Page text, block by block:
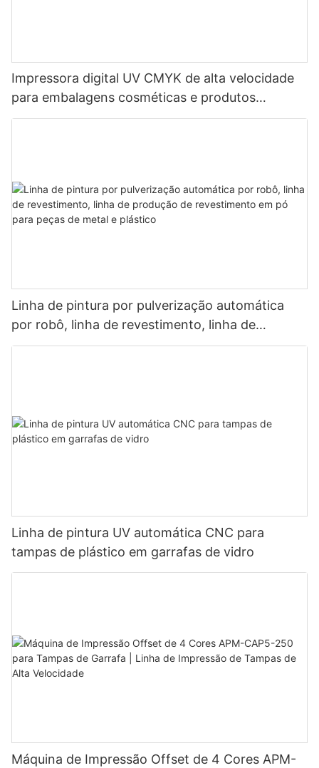
Impressora digital UV CMYK de alta velocidade
para embalagens cosméticas e produtos
multimateriais.
Linha de pintura por pulverização automática
por robô, linha de revestimento, linha de
produção de revestimento em pó para peças de
Linha de pintura UV automática CNC para
tampas de plástico em garrafas de vidro
Máquina de Impressão Offset de 4 Cores APM-